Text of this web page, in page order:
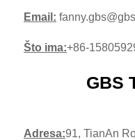
Email:
Što ima:+86-
GBS
Adresa:91, TianAn